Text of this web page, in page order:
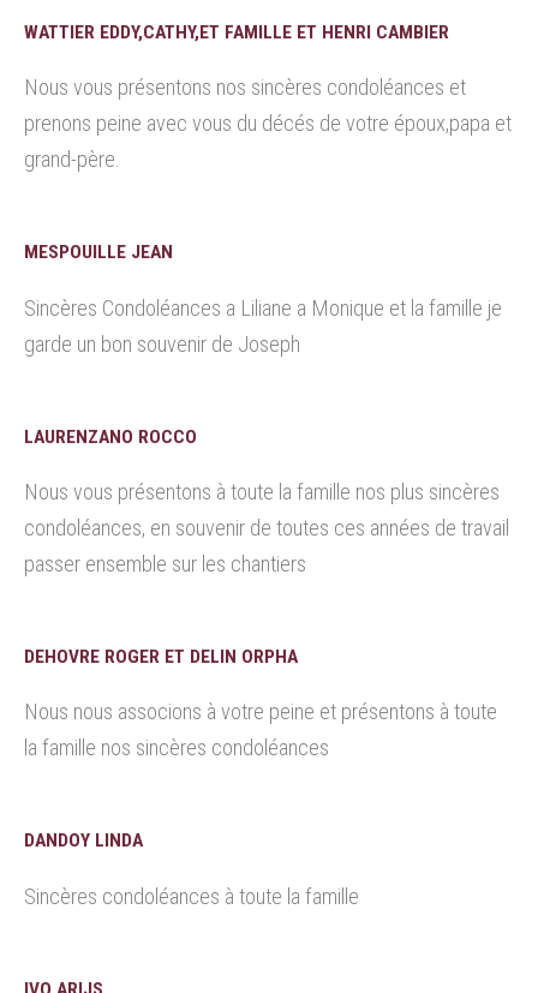
WATTIER EDDY,CATHY,ET FAMILLE ET HENRI CAMBIER
Nous vous présentons nos sincères condoléances et
prenons peine avec vous du décés de votre époux,papa et
grand-père.
MESPOUILLE JEAN
Sincères Condoléances a Liliane a Monique et la famille je
garde un bon souvenir de Joseph
LAURENZANO ROCCO
Nous vous présentons à toute la famille nos plus sincères
condoléances, en souvenir de toutes ces années de travail
passer ensemble sur les chantiers
DEHOVRE ROGER ET DELIN ORPHA
Nous nous associons à votre peine et présentons à toute
la famille nos sincères condoléances
DANDOY LINDA
Sincères condoléances à toute la famille